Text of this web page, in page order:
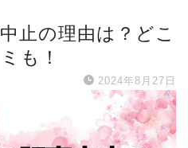
止の理由は？どこ
も！
2024年8月27日